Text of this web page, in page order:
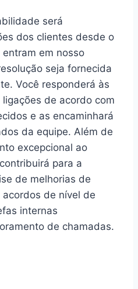
será
dos clientes desde o
em nosso
seja fornecida
Você responderá às
de acordo com
e as encaminhará
da equipe. Além de
excepcional ao
para a
de melhorias de
de nível de
internas
de chamadas.